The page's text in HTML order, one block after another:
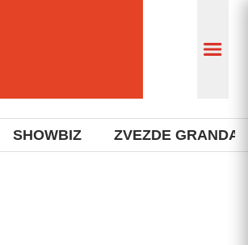
SHOWBIZ ZVEZDE GRANDA